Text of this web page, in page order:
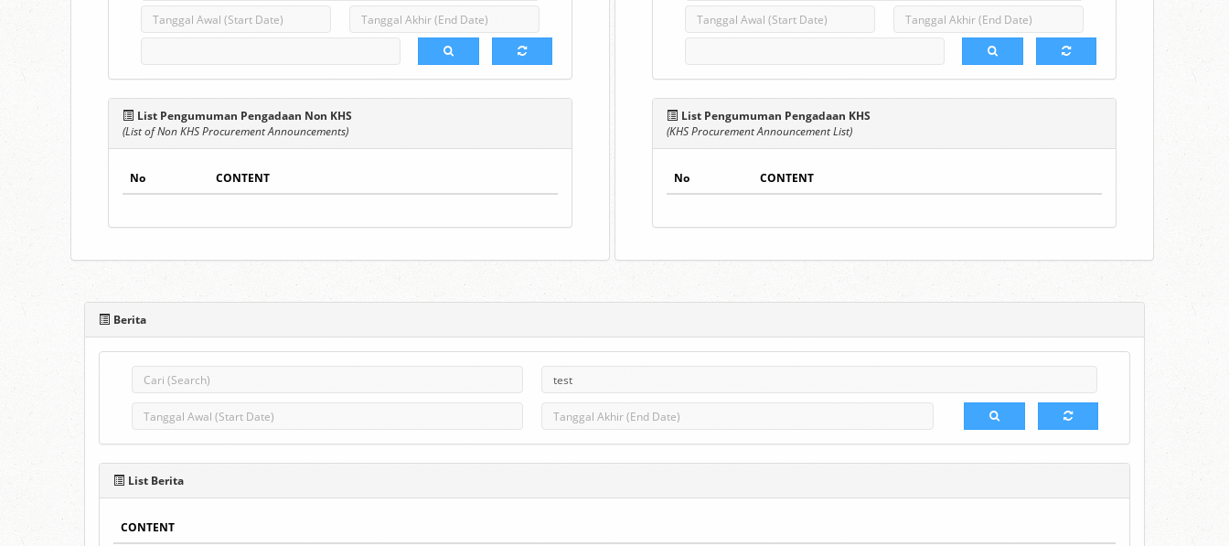
List Pengumuman Pengadaan Non KHS
(List of Non KHS Procurement Announcements)
No CONTENT
List Pengumuman Pengadaan KHS
(KHS Procurement Announcement List)
No CONTENT
Berita
List Berita
CONTENT